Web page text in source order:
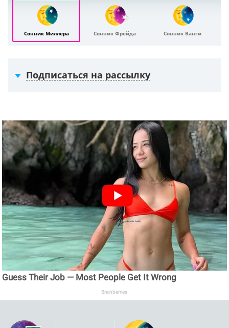
Сонник Миллера Сонник Фрейда Сонник Ванги
Подписаться на рассылку
Guess Their Job — Most People Get It Wrong
Brainberries